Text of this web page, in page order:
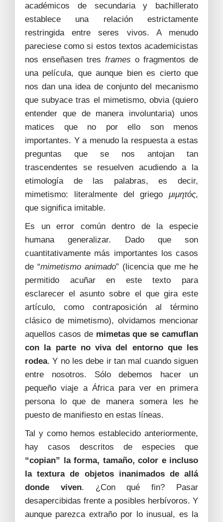
académicos de secundaria y bachillerato
establece una relación estrictamente
restringida entre seres vivos. A menudo
pareciese como si estos textos academicistas
nos enseñasen tres frames o fragmentos de
una película, que aunque bien es cierto que
nos dan una idea de conjunto del mecanismo
que subyace tras el mimetismo, obvia (quiero
entender que de manera involuntaria) unos
matices que no por ello son menos
importantes. Y a menudo la respuesta a estas
preguntas que se nos antojan tan
trascendentes se resuelven acudiendo a la
etimología de las palabras, es decir,
mimetismo: literalmente del griego μιμητός,
que significa imitable.
Es un error común dentro de la especie
humana generalizar. Dado que son
cuantitativamente más importantes los casos
de “mimetismo animado” (licencia que me he
permitido acuñar en este texto para
esclarecer el asunto sobre el que gira este
artículo, como contraposición al término
clásico de mimetismo), olvidamos mencionar
aquellos casos de mimetas que se camuflan
con la parte no viva del entorno que les
rodea. Y no les debe ir tan mal cuando siguen
entre nosotros. Sólo debemos hacer un
pequeño viaje a África para ver en primera
persona lo que de manera somera les he
puesto de manifiesto en estas líneas.
Tal y como hemos establecido anteriormente,
hay casos descritos de especies que
“copian” la forma, tamaño, color e incluso
la textura de objetos inanimados de allá
donde viven. ¿Con qué fin? Pasar
desapercibidas frente a posibles herbívoros. Y
aunque parezca extraño por lo inusual, es la